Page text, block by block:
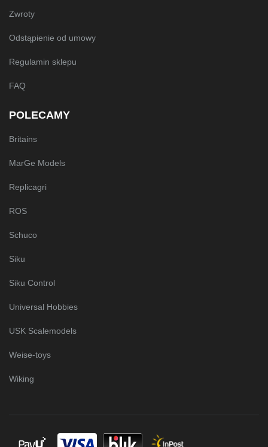
Zwroty
Odstąpienie od umowy
Regulamin sklepu
FAQ
POLECAMY
Britains
MarGe Models
Replicagri
ROS
Schuco
Siku
Siku Control
Universal Hobbies
USK Scalemodels
Weise-toys
Wiking